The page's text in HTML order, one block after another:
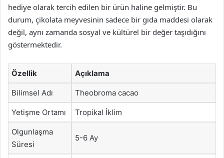
hediye olarak tercih edilen bir ürün haline gelmiştir. Bu
durum, çikolata meyvesinin sadece bir gıda maddesi olarak
değil, aynı zamanda sosyal ve kültürel bir değer taşıdığını
göstermektedir.
Özellik Açıklama
Bilimsel Adı Theobroma cacao
Yetişme Ortamı Tropikal İklim
Olgunlaşma
Süresi
5-6 Ay